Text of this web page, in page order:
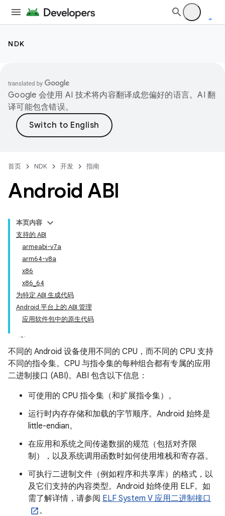
NDK
Google 会使用 AI 技术将内容翻译成您偏好的语言。AI 翻
译可能包含错误。
首页 NDK 开发 指南
Android ABI
本页内容
支持的 ABI
armeabi-v7a
arm64-v8a
x86
x86_64
为特定 ABI 生成代码
Android 平台上的 ABI 管理
应用软件包中的原生代码
不同的 Android 设备使用不同的 CPU，而不同的 CPU 支持
不同的指令集。CPU 与指令集的每种组合都有专属的应用
二进制接口 (ABI)。ABI 包含以下信息：
可使用的 CPU 指令集（和扩展指令集）。
运行时内存存储和加载的字节顺序。Android 始终是
little-endian。
在应用和系统之间传递数据的规范（包括对齐限
制），以及系统调用函数时如何使用堆栈和寄存器。
可执行二进制文件（例如程序和共享库）的格式，以
及它们支持的内容类型。Android 始终使用 ELF。如
需了解详情，请参阅 ELF System V 应用二进制接口
。